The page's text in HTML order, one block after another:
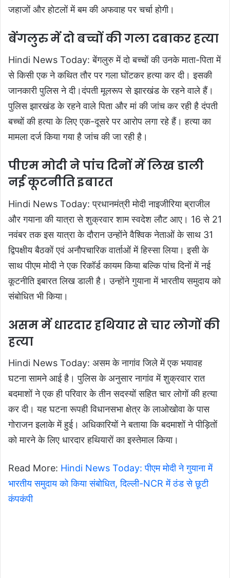
जहाजों और होटलों में बम की अफवाह पर चर्चा होगी।
बेंगलुरु में दो बच्चों की गला दबाकर हत्या
Hindi News Today: बेंगलुरु में दो बच्चों की उनके माता-पिता में
से किसी एक ने कथित तौर पर गला घोंटकर हत्या कर दी। इसकी
जानकारी पुलिस ने दी।दंपती मूलरूप से झारखंड के रहने वाले हैं।
पुलिस झारखंड के रहने वाले पिता और मां की जांच कर रही है दंपती
बच्चों की हत्या के लिए एक-दूसरे पर आरोप लगा रहे हैं। हत्या का
मामला दर्ज किया गया है जांच की जा रही है।
पीएम मोदी ने पांच दिनों में लिख डाली
नई कूटनीति इबारत
Hindi News Today: प्रधानमंत्री मोदी नाइजीरिया ब्राजील
और गयाना की यात्रा से शुक्रवार शाम स्वदेश लौट आए। 16 से 21
नवंबर तक इस यात्रा के दौरान उन्होंने वैश्विक नेताओं के साथ 31
द्विपक्षीय बैठकों एवं अनौपचारिक वार्ताओं में हिस्सा लिया। इसी के
साथ पीएम मोदी ने एक रिकॉर्ड कायम किया बल्कि पांच दिनों में नई
कूटनीति इबारत लिख डाली है। उन्होंने गुयाना में भारतीय समुदाय को
संबोधित भी किया।
असम में धारदार हथियार से चार लोगों की
हत्या
Hindi News Today: असम के नागांव जिले में एक भयावह
घटना सामने आई है। पुलिस के अनुसार नागांव में शुक्रवार रात
बदमाशों ने एक ही परिवार के तीन सदस्यों सहित चार लोगों की हत्या
कर दी। यह घटना रूपही विधानसभा क्षेत्र के लाओखोवा के पास
गोराजन इलाके में हुई। अधिकारियों ने बताया कि बदमाशों ने पीड़ितों
को मारने के लिए धारदार हथियारों का इस्तेमाल किया।
Read More: Hindi News Today: पीएम मोदी ने गुयाना में
भारतीय समुदाय को किया संबोधित, दिल्ली-NCR में ठंड से छूटी
कंपकंपी